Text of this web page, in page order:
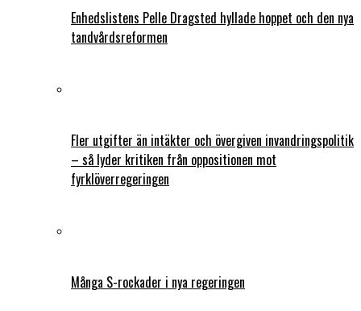
Enhedslistens Pelle Dragsted hyllade hoppet och den nya
tandvårdsreformen
Fler utgifter än intäkter och övergiven invandringspolitik
– så lyder kritiken från oppositionen mot
fyrklöverregeringen
Många S-rockader i nya regeringen